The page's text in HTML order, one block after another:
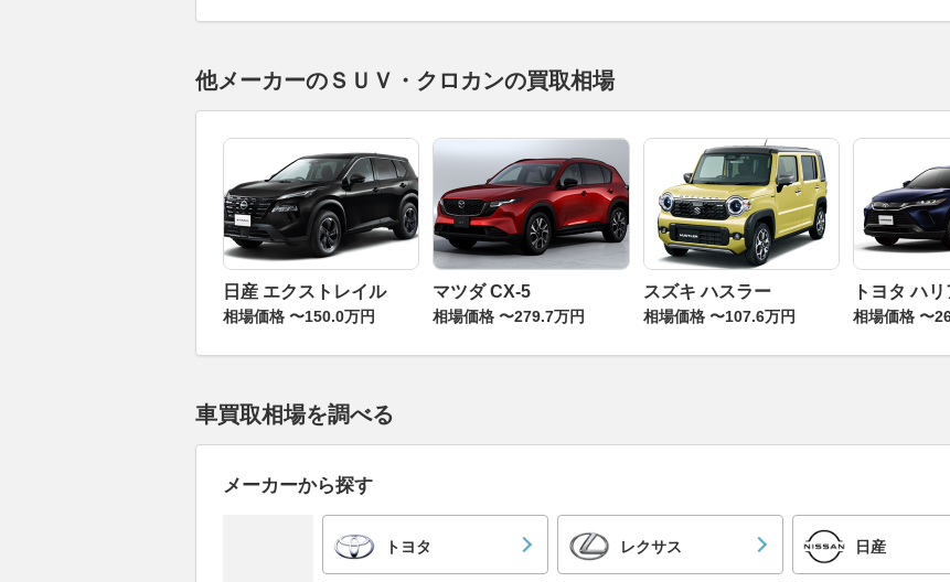
他メーカーのＳＵＶ・クロカンの買取相場
日産 エクストレイル
相場価格 〜150.0万円
マツダ CX-5
相場価格 〜279.7万円
スズキ ハスラー
相場価格 〜107.6万円
トヨタ ハ
相場価格 〜
車買取相場を調べる
メーカーから探す
トヨタ レクサス 日産